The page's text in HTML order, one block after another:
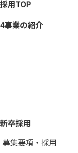
採用TOP
4事業の紹介
新卒採用
募集要項・採用